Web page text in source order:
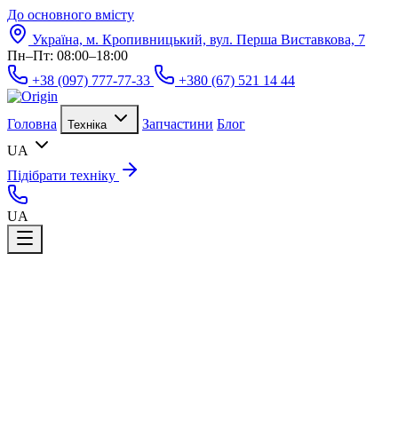
До основного вмісту
Україна, м. Кропивницький, вул. Перша Виставкова, 7
Пн–Пт: 08:00–18:00
+38 (097) 777-77-33
+380 (67) 521 14 44
Головна Техніка Запчастини Блог
UA
Підібрати техніку
UA